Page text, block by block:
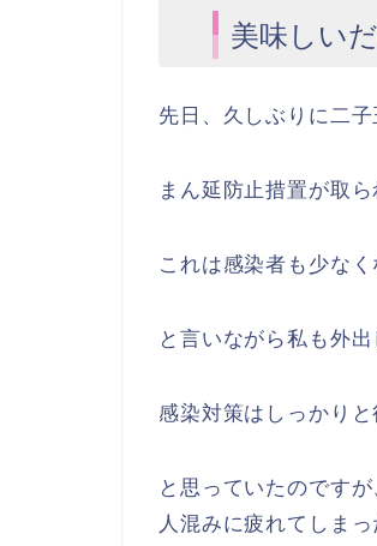
美味しい
先日、久しぶりに二子
まん延防止措置が取
これは感染者も少な
と言いながら私も外出
感染対策はしっかり
と思っていたのです
人混みに疲れてしま